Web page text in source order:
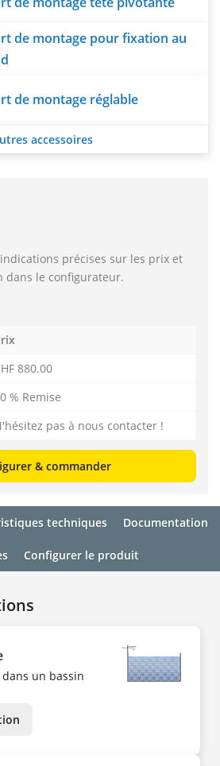
de montage pour fixation au
de montage réglable
accessoires
précises sur les prix et
dans le configurateur.
880.00
% Remise
pas à nous contacter !
& commander
techniques Documentation
Configurer le produit
un bassin